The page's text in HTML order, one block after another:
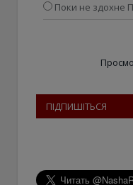
Поки не здохне
ПІДПИШІТЬСЯ